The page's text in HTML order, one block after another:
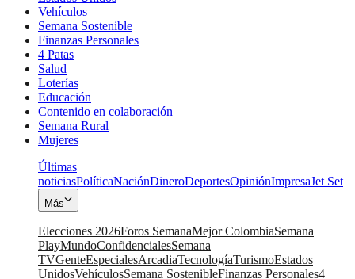
Vehículos
Semana Sostenible
Finanzas Personales
4 Patas
Salud
Loterías
Educación
Contenido en colaboración
Semana Rural
Mujeres
Últimas
noticiasPolíticaNaciónDineroDeportesOpiniónImpresaJet Set
Más
Elecciones 2026Foros SemanaMejor ColombiaSemana
PlayMundoConfidencialesSemana
TVGenteEspecialesArcadiaTecnologíaTurismoEstados
UnidosVehículosSemana SostenibleFinanzas Personales4